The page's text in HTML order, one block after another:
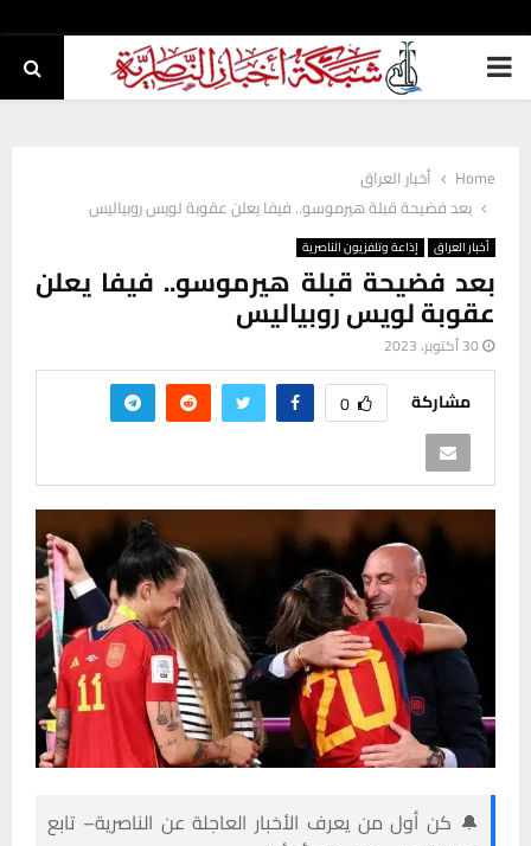
PRIMARY
Home
أخبار العراق
بعد فضيحة قبلة هيرموسو.. فيفا يعلن عقوبة لويس روبياليس
أخبار العراق إذاعة وتلفزيون الناصرية
بعد فضيحة قبلة هيرموسو.. فيفا يعلن
عقوبة لويس روبياليس
30 أكتوبر، 2023
مشاركة 0
🔔 كن أول من يعرف الأخبار العاجلة عن الناصرية– تابع